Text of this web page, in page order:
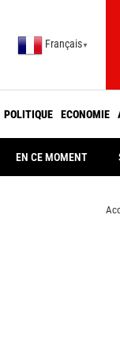
Français ▼
POLITIQUE ECONOMIE
EN CE MOMENT